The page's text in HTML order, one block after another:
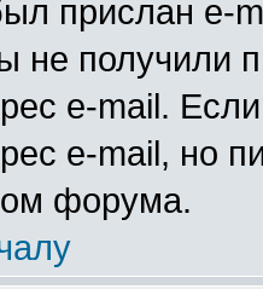
прислан e-
не получили
e-mail.
e-mail, но
форума.